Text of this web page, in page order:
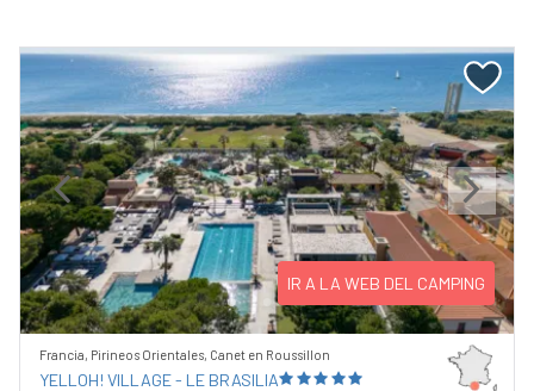
Previous Next
IR A LA WEB DEL CAMPING
Francia, Pirineos Orientales, Canet en Roussillon
YELLOH! VILLAGE - LE BRASILIA